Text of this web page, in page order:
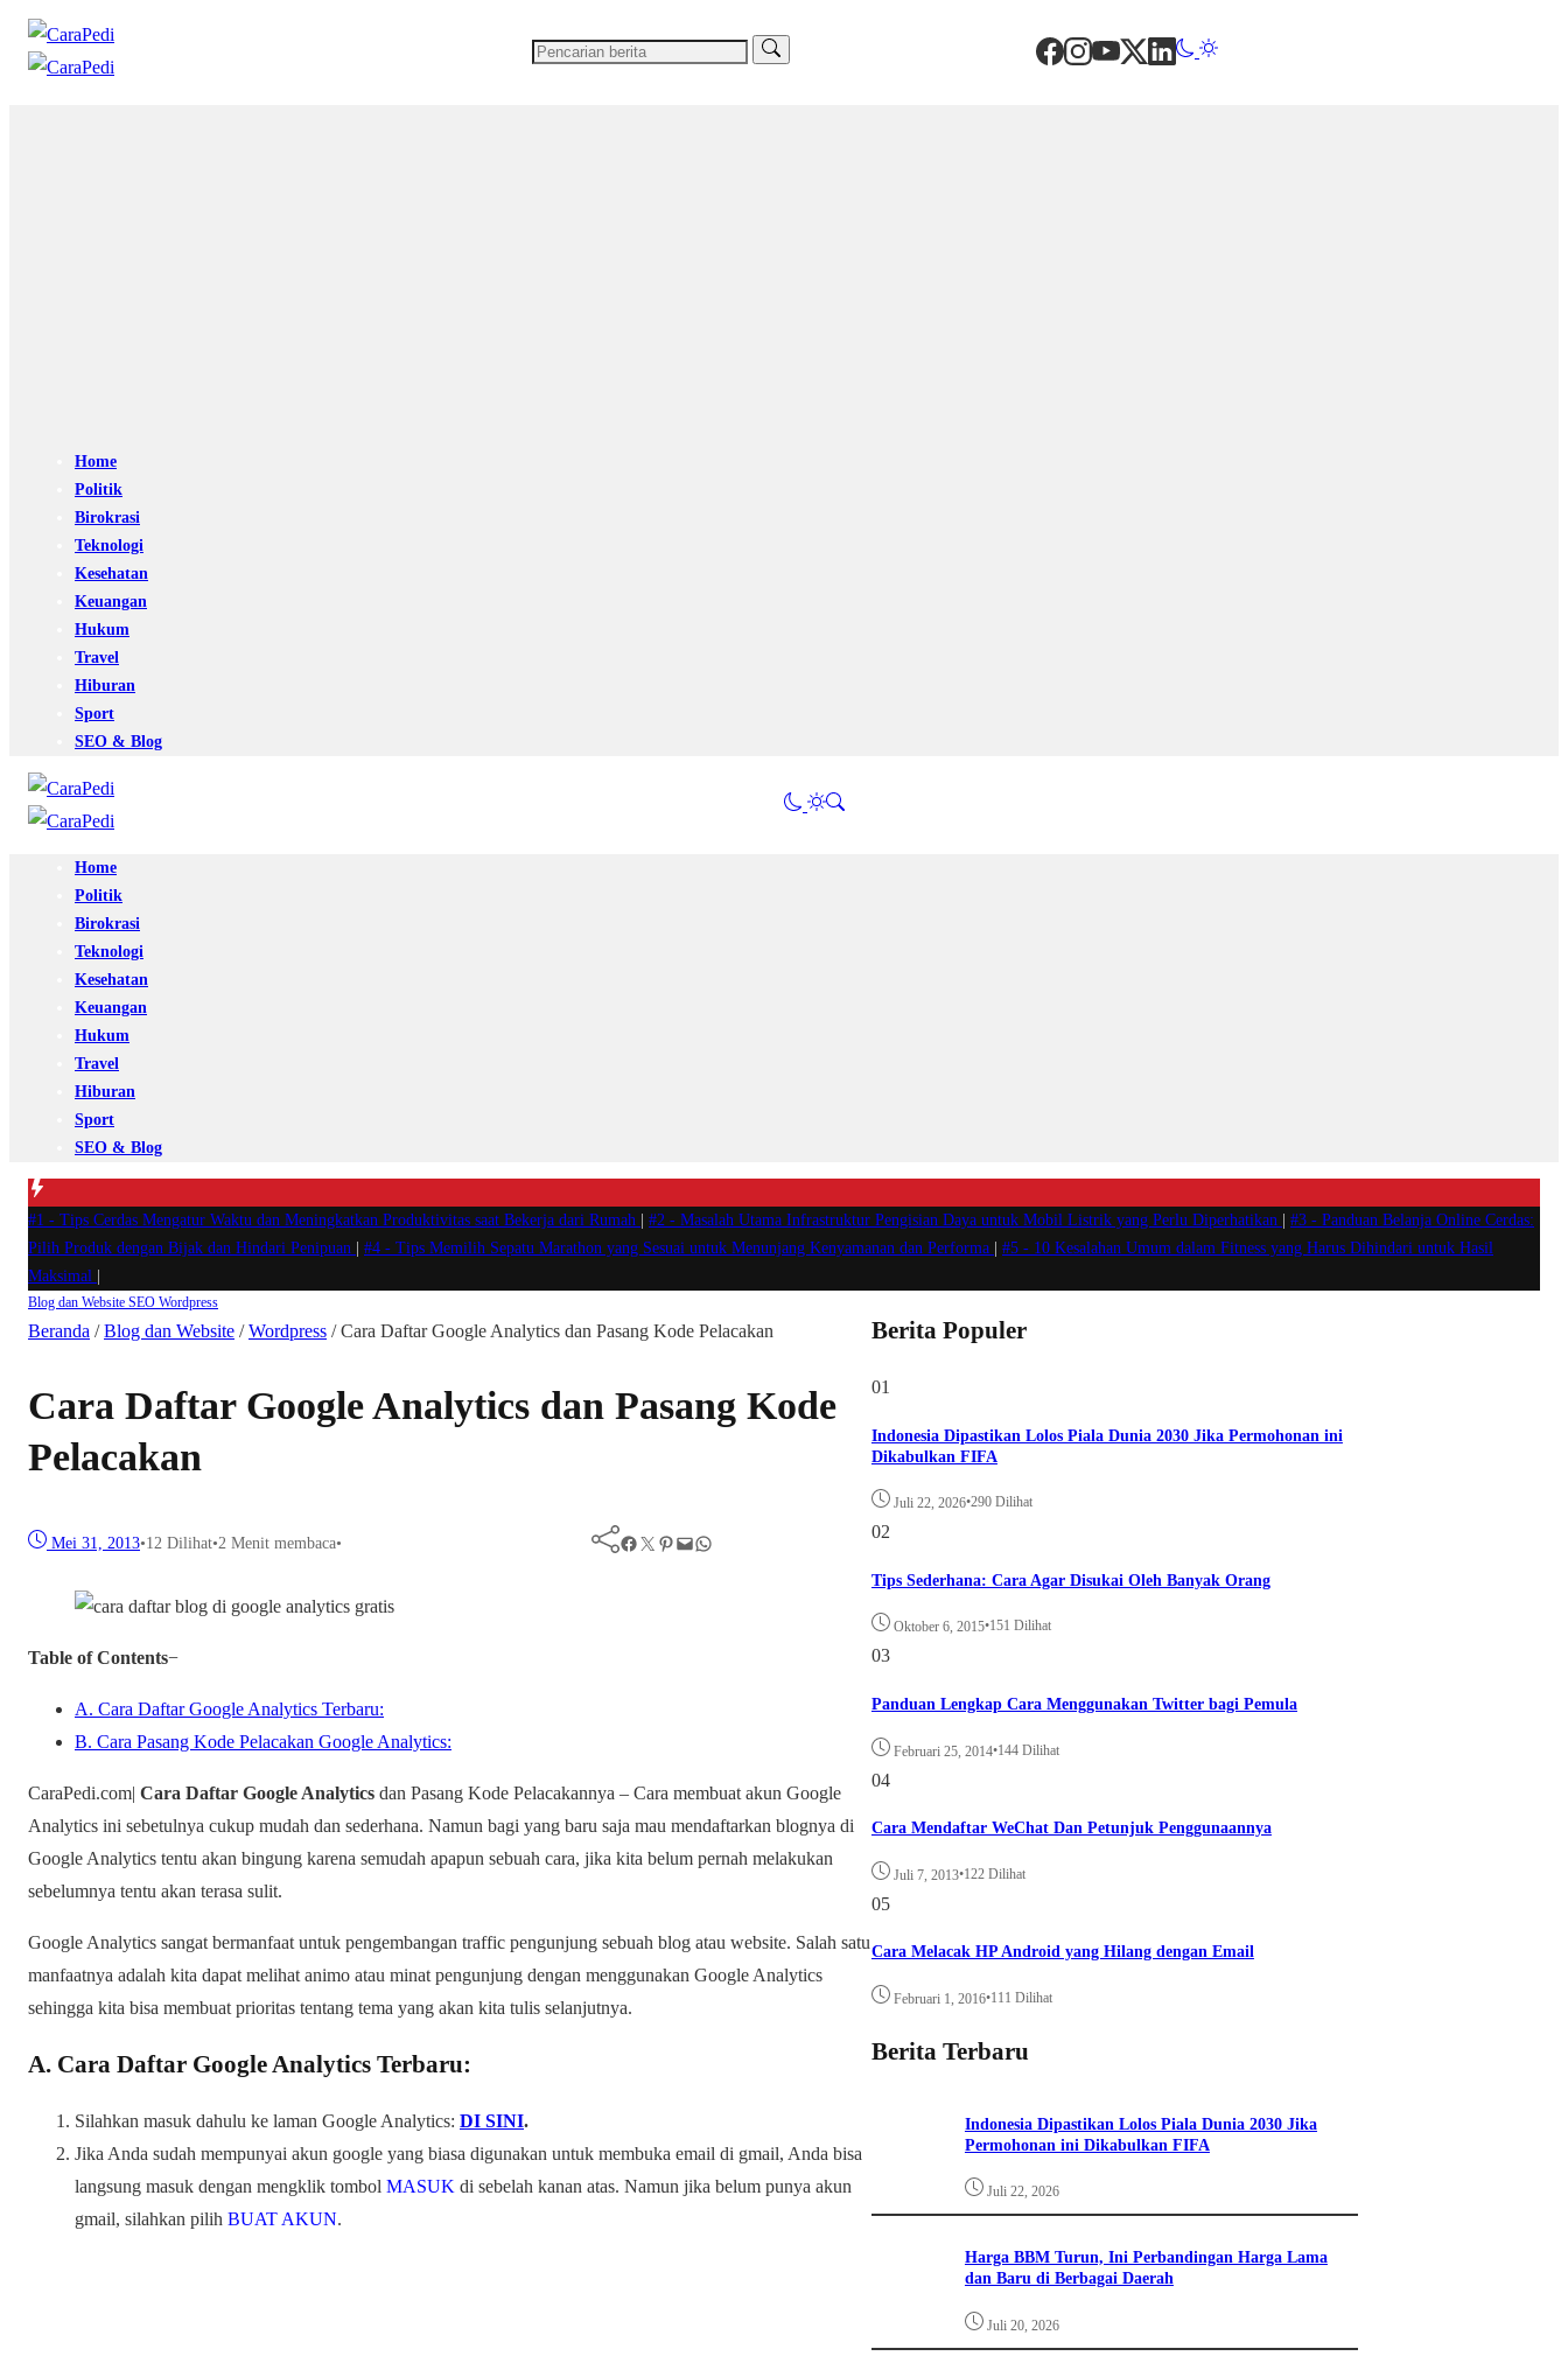
Home
Politik
Birokrasi
Teknologi
Kesehatan
Keuangan
Hukum
Travel
Hiburan
Sport
SEO & Blog
Home
Politik
Birokrasi
Teknologi
Kesehatan
Keuangan
Hukum
Travel
Hiburan
Sport
SEO & Blog
#1 - Tips Cerdas Mengatur Waktu dan Meningkatkan Produktivitas saat Bekerja dari Rumah #2 - Masalah Utama Infrastruktur Pengisian Daya untuk Mobil Listrik yang Perlu Diperhatikan #3 - Panduan Belanja Online Cerdas:
Pilih Produk dengan Bijak dan Hindari Penipuan
#4 - Tips Memilih Sepatu Marathon yang Sesuai untuk Menunjang Kenyamanan dan Performa #5 - 10 Kesalahan Umum dalam Fitness yang Harus Dihindari untuk Hasil
Maksimal
Blog dan Website SEO Wordpress
Beranda /Blog dan Website /Wordpress /Cara Daftar Google Analytics dan Pasang Kode Pelacakan
Cara Daftar Google Analytics dan Pasang Kode
Pelacakan
Mei 31, 2013•12 Dilihat•2 Menit membaca• Facebook Twitter Pinterest Mail WhatsApp
Table of Contents−
A. Cara Daftar Google Analytics Terbaru:
B. Cara Pasang Kode Pelacakan Google Analytics:
CaraPedi.com| Cara Daftar Google Analytics dan Pasang Kode Pelacakannya – Cara membuat akun Google
Analytics ini sebetulnya cukup mudah dan sederhana. Namun bagi yang baru saja mau mendaftarkan blognya di
Google Analytics tentu akan bingung karena semudah apapun sebuah cara, jika kita belum pernah melakukan
sebelumnya tentu akan terasa sulit.
Google Analytics sangat bermanfaat untuk pengembangan traffic pengunjung sebuah blog atau website. Salah satu
manfaatnya adalah kita dapat melihat animo atau minat pengunjung dengan menggunakan Google Analytics
sehingga kita bisa membuat prioritas tentang tema yang akan kita tulis selanjutnya.
A. Cara Daftar Google Analytics Terbaru:
Silahkan masuk dahulu ke laman Google Analytics: DI SINI.
Jika Anda sudah mempunyai akun google yang biasa digunakan untuk membuka email di gmail, Anda bisa
langsung masuk dengan mengklik tombol MASUK di sebelah kanan atas. Namun jika belum punya akun
gmail, silahkan pilih BUAT AKUN.
Berita Populer
01
Indonesia Dipastikan Lolos Piala Dunia 2030 Jika Permohonan ini
Dikabulkan FIFA
Juli 22, 2026•290 Dilihat
02
Tips Sederhana: Cara Agar Disukai Oleh Banyak Orang
Oktober 6, 2015•151 Dilihat
03
Panduan Lengkap Cara Menggunakan Twitter bagi Pemula
Februari 25, 2014•144 Dilihat
04
Cara Mendaftar WeChat Dan Petunjuk Penggunaannya
Juli 7, 2013•122 Dilihat
05
Cara Melacak HP Android yang Hilang dengan Email
Februari 1, 2016•111 Dilihat
Berita Terbaru
Indonesia Dipastikan Lolos Piala Dunia 2030 Jika
Permohonan ini Dikabulkan FIFA
Juli 22, 2026
Harga BBM Turun, Ini Perbandingan Harga Lama
dan Baru di Berbagai Daerah
Juli 20, 2026